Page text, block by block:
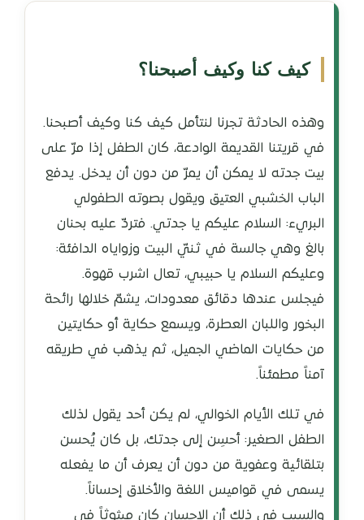
كيف كنا وكيف أصبحنا؟
وهذه الحادثة تجرنا لنتأمل كيف كنا وكيف أصبحنا.
في قريتنا القديمة الوادعة، كان الطفل إذا مرّ على
بيت جدته لا يمكن أن يمرّ من دون أن يدخل. يدفع
الباب الخشبي العتيق ويقول بصوته الطفولي
البريء: السلام عليكم يا جدتي. فتردّ عليه بحنان
بالغ وهي جالسة في ثنيّ البيت وزواياه الدافئة:
وعليكم السلام يا حبيبي، تعال اشرب قهوة.
فيجلس عندها دقائق معدودات، يشمّ خلالها رائحة
البخور واللبان العطرة، ويسمع حكاية أو حكايتين
من حكايات الماضي الجميل، ثم يذهب في طريقه
آمناً مطمئناً.
في تلك الأيام الخوالي، لم يكن أحد يقول لذلك
الطفل الصغير: أحسِن إلى جدتك، بل كان يُحسن
بتلقائية وعفوية من دون أن يعرف أن ما يفعله
يسمى في قواميس اللغة والأخلاق إحساناً.
والسبب في ذلك أن الإحسان كان مبثوثاً في